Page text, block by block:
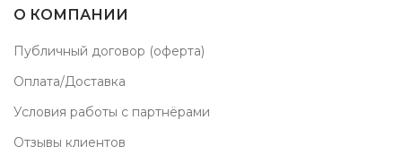
О КОМПАНИИ
Публичный договор (оферта)
Оплата/Доставка
Условия работы с партнёрами
Отзывы клиентов